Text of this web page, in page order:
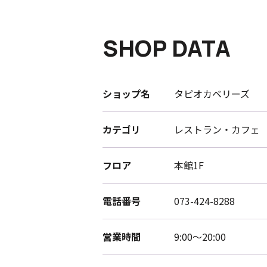
SHOP DATA
ショップ名 タピオカベリーズ
カテゴリ レストラン・カフェ
フロア 本館1F
電話番号 073-424-8288
営業時間 9:00～20:00